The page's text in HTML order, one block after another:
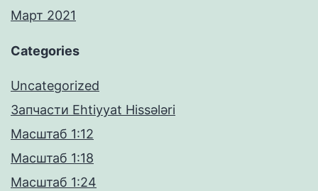
Март 2021
Categories
Uncategorized
Запчасти Ehtiyyat Hissələri
Масштаб 1:12
Масштаб 1:18
Масштаб 1:24